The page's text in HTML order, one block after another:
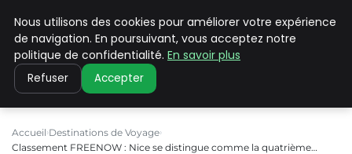
PILAT PATRIMOINES
Accueil Destinations de Voyage
Classement FREENOW : Nice se distingue comme la quatrième…
Nous utilisons des cookies pour améliorer votre expérience
de navigation. En poursuivant, vous acceptez notre
politique de confidentialité. En savoir plus
Refuser Accepter